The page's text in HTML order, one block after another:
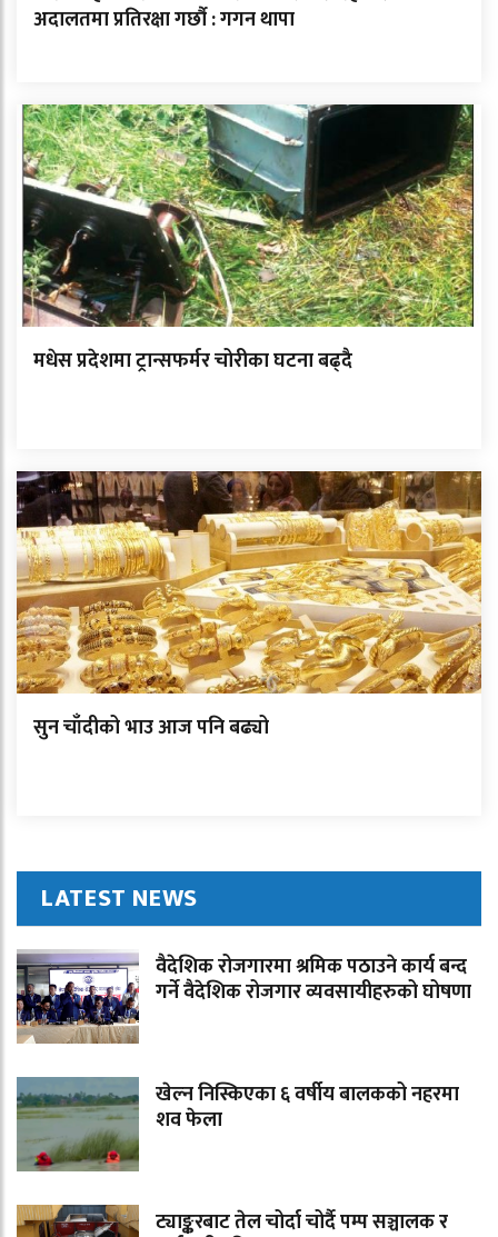
अदालतमा प्रतिरक्षा गर्छौ : गगन थापा
मधेस प्रदेशमा ट्रान्सफर्मर चोरीका घटना बढ्दै
सुन चाँदीको भाउ आज पनि बढ्यो
LATEST NEWS
वैदेशिक रोजगारमा श्रमिक पठाउने कार्य बन्द
गर्ने वैदेशिक रोजगार व्यवसायीहरुको घोषणा
खेल्न निस्किएका ६ वर्षीय बालकको नहरमा
शव फेला
ट्याङ्करबाट तेल चोर्दा चोर्दै पम्प सञ्चालक र